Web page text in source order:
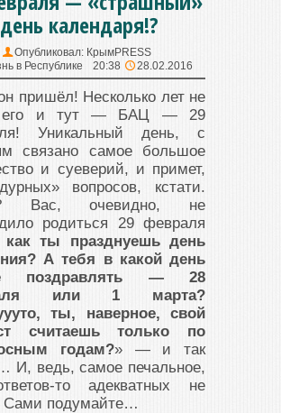
день календаря!?
Опубликовал: КрымPRESS
в Республике 20:38 28.02.2016
пришёл! Несколько лет не
его и тут — БАЦ — 29
Уникальный день, с
связано самое большое
и суеверий, и примет,
вопросов, кстати.
Вас, очевидно, не
родиться 29 февраля
ты празднуешь день
А тебя в какой день
поздравлять — 28
или 1 марта?
ты, наверное, свой
считаешь только по
годам?» — и так
И, ведь, самое печальное,
то адекватных не
Сами подумайте…